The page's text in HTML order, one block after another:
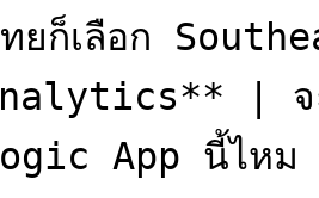
ไทยก็เลือก
| จะใ
App นี้ไห